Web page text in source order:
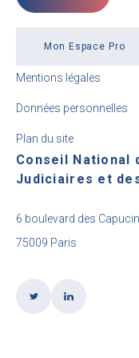
Mon Espace Pro
Mentions légales
Données personnelles
Plan du site
Conseil National
Judiciaires et
6 boulevard des
75009 Paris